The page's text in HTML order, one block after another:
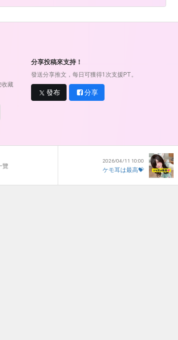
收藏
分享投稿來支持！
發送分享推文，每日可獲得1次支援PT。
發布 分享
覽
2026/04/11 10:00
ケモ耳は最高💝